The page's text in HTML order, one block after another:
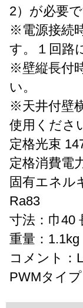
2）が必要で
※電源接続
す。１回路
※壁縦長付
い。
※天井付壁
使用くださ
定格光束
定格消費電
固有エネル
Ra83
寸法：巾40
重量：1.1kg
コメント：
PWMタイプ